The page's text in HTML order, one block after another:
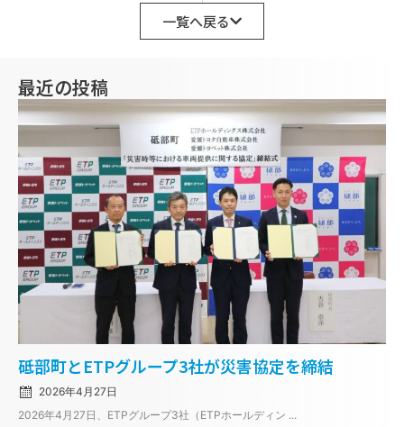
一覧へ戻る
最近の投稿
砥部町とETPグループ3社が災害協定を締結
on
2026年4月27日
2026年4月27日、ETPグループ3社（ETPホールディン ...